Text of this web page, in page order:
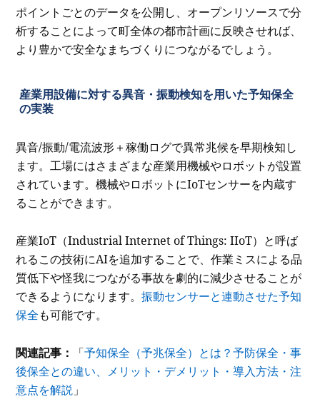
ポイントごとのデータを公開し、オープンリソースで分
析することによって町全体の都市計画に反映させれば、
より豊かで安全なまちづくりにつながるでしょう。
産業用設備に対する異音・振動検知を用いた予知保全
の実装
異音/振動/電流波形＋稼働ログで異常兆候を早期検知し
ます。工場にはさまざまな産業用機械やロボットが設置
されています。機械やロボットにIoTセンサーを内蔵す
ることができます。
産業IoT（Industrial Internet of Things: IIoT）と呼ば
れるこの技術にAIを追加することで、作業ミスによる品
質低下や怪我につながる事故を劇的に減少させることが
できるようになります。振動センサーと連動させた予知
保全も可能です。
関連記事： 「予知保全（予兆保全）とは？予防保全・事
後保全との違い、メリット・デメリット・導入方法・注
意点を解説 」